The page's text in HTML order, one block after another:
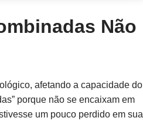
Não
afetando a capacidade do
porque não se encaixam em
um pouco perdido em sua